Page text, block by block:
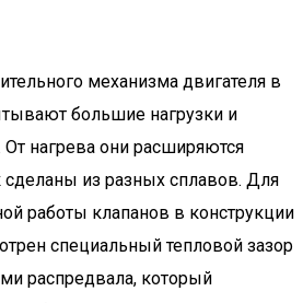
механизма двигателя в
большие нагрузки и
нагрева они расширяются
сделаны из разных сплавов. Для
работы клапанов в конструкции
специальный тепловой зазор
распредвала, который